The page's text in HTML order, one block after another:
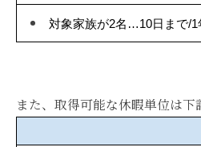
対象家族が2名…10日まで/1
また、取得可能な休暇単位は下